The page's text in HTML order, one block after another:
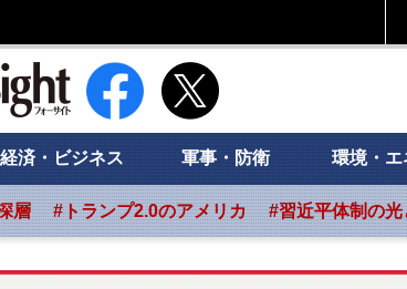
新潮社 Foresight フォーサイト
経済・ビジネス 軍事・防衛 環境・エ
層 #トランプ2.0のアメリカ #習近平体制の光